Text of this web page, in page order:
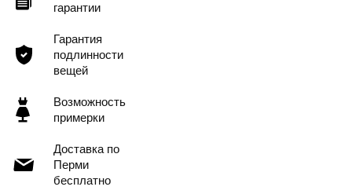
гарантии
Гарантия
подлинности
вещей
Возможность
примерки
Доставка по
Перми
бесплатно